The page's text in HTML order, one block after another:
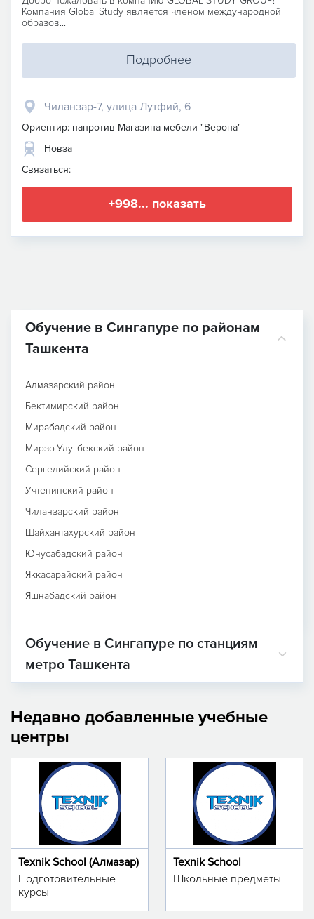
Компания Global Study является членом международной
образов...
Подробнее
Чиланзар-7, улица Лутфий, 6
Ориентир: напротив Магазина мебели "Верона"
Новза
Связаться:
+998... показать
Обучение в Сингапуре по районам
Ташкента
Алмазарский район
Бектимирский район
Мирабадский район
Мирзо-Улугбекский район
Сергелийский район
Учтепинский район
Чиланзарский район
Шайхантахурский район
Юнусабадский район
Яккасарайский район
Яшнабадский район
Обучение в Сингапуре по станциям
метро Ташкента
Недавно добавленные учебные
центры
Texnik School (Алмазар)
Подготовительные
курсы
Texnik School
Школьные предметы